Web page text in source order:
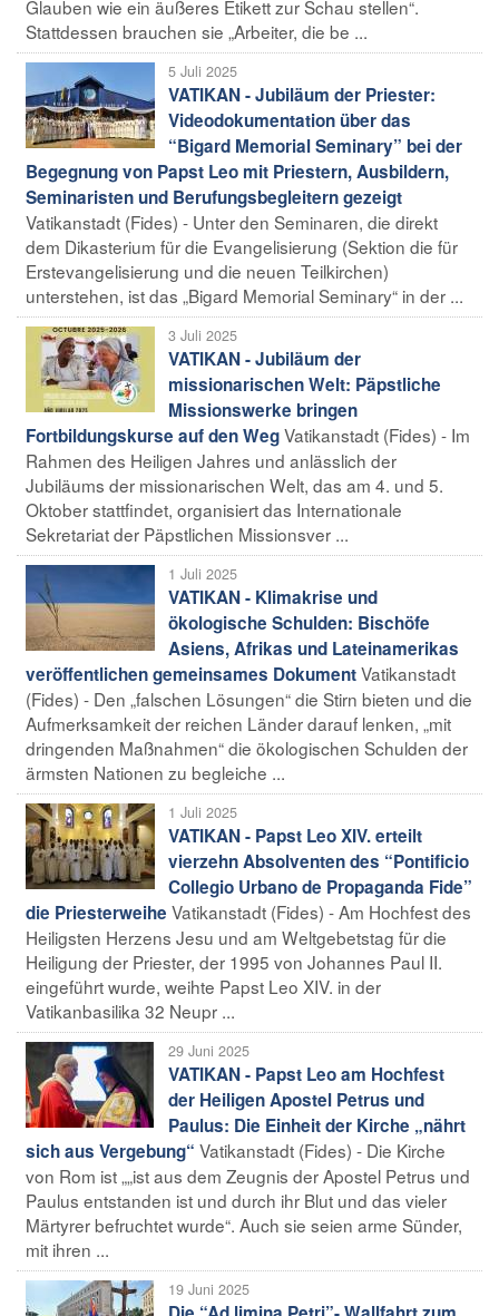
Glauben wie ein äußeres Etikett zur Schau stellen“.
Stattdessen brauchen sie „Arbeiter, die be ...
5 Juli 2025
VATIKAN - Jubiläum der Priester:
Videodokumentation über das
“Bigard Memorial Seminary” bei der
Begegnung von Papst Leo mit Priestern, Ausbildern,
Seminaristen und Berufungsbegleitern gezeigt
Vatikanstadt (Fides) - Unter den Seminaren, die direkt
dem Dikasterium für die Evangelisierung (Sektion die für
Erstevangelisierung und die neuen Teilkirchen)
unterstehen, ist das „Bigard Memorial Seminary“ in der ...
3 Juli 2025
VATIKAN - Jubiläum der
missionarischen Welt: Päpstliche
Missionswerke bringen
Fortbildungskurse auf den WegVatikanstadt (Fides) - Im
Rahmen des Heiligen Jahres und anlässlich der
Jubiläums der missionarischen Welt, das am 4. und 5.
Oktober stattfindet, organisiert das Internationale
Sekretariat der Päpstlichen Missionsver ...
1 Juli 2025
VATIKAN - Klimakrise und
ökologische Schulden: Bischöfe
Asiens, Afrikas und Lateinamerikas
veröffentlichen gemeinsames DokumentVatikanstadt
(Fides) - Den „falschen Lösungen“ die Stirn bieten und die
Aufmerksamkeit der reichen Länder darauf lenken, „mit
dringenden Maßnahmen“ die ökologischen Schulden der
ärmsten Nationen zu begleiche ...
1 Juli 2025
VATIKAN - Papst Leo XIV. erteilt
vierzehn Absolventen des “Pontificio
Collegio Urbano de Propaganda Fide”
die Priesterweihe Vatikanstadt (Fides) - Am Hochfest des
Heiligsten Herzens Jesu und am Weltgebetstag für die
Heiligung der Priester, der 1995 von Johannes Paul II.
eingeführt wurde, weihte Papst Leo XIV. in der
Vatikanbasilika 32 Neupr ...
29 Juni 2025
VATIKAN - Papst Leo am Hochfest
der Heiligen Apostel Petrus und
Paulus: Die Einheit der Kirche „nährt
sich aus Vergebung“ Vatikanstadt (Fides) - Die Kirche
von Rom ist „„ist aus dem Zeugnis der Apostel Petrus und
Paulus entstanden ist und durch ihr Blut und das vieler
Märtyrer befruchtet wurde“. Auch sie seien arme Sünder,
mit ihren ...
19 Juni 2025